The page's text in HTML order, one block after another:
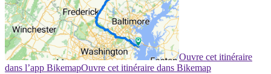
Ouvre cet itinéraire
dans l’app BikemapOuvre cet itinéraire dans Bikemap